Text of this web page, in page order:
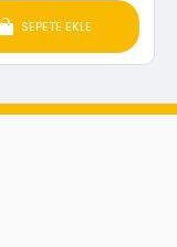
SEPETE EKLE